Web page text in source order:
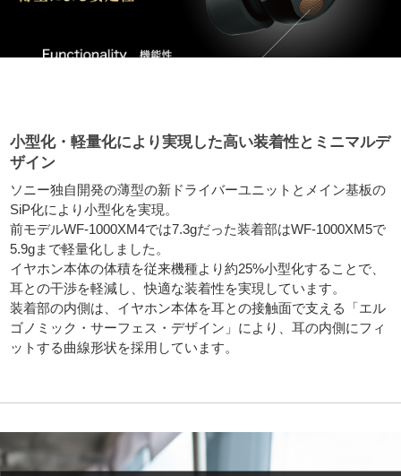
小型化・軽量化により実現した高い装着性とミニマルデ
ザイン
ソニー独自開発の薄型の新ドライバーユニットとメイン基板の
SiP化により小型化を実現。
前モデルWF-1000XM4では7.3gだった装着部はWF-1000XM5で
5.9gまで軽量化しました。
イヤホン本体の体積を従来機種より約25%小型化することで、
耳との干渉を軽減し、快適な装着性を実現しています。
装着部の内側は、イヤホン本体を耳との接触面で支える「エル
ゴノミック・サーフェス・デザイン」により、耳の内側にフィ
ットする曲線形状を採用しています。